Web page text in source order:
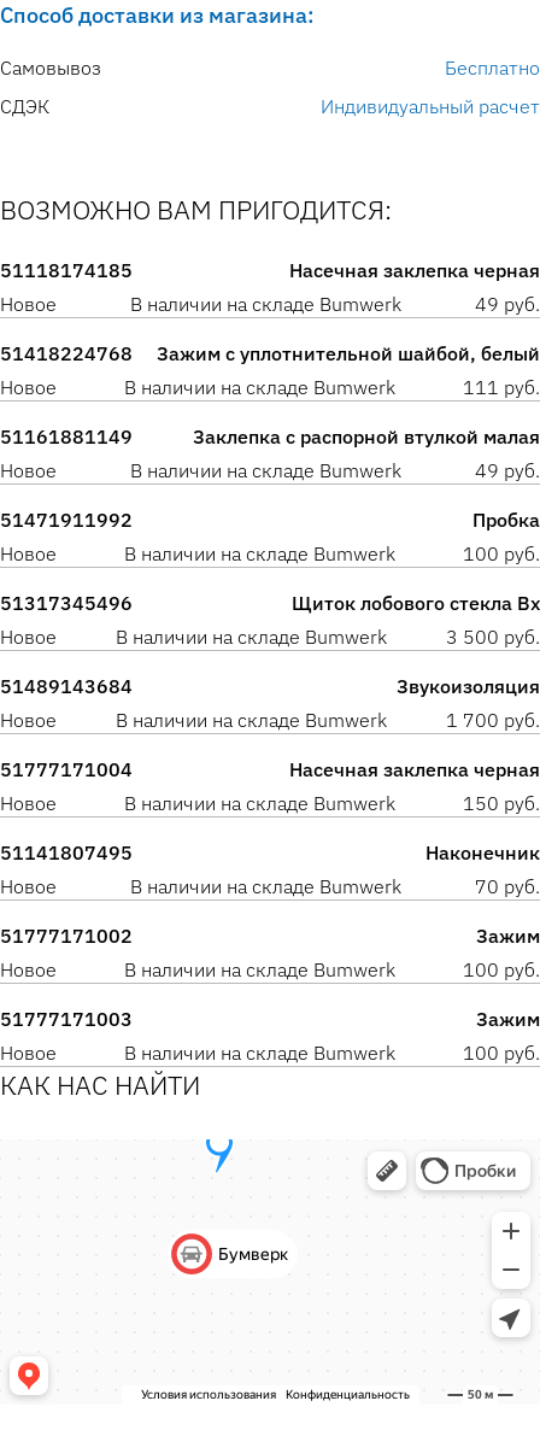
Способ доставки из магазина:
Самовывоз
Бесплатно
СДЭК
Индивидуальный расчет
ВОЗМОЖНО ВАМ ПРИГОДИТСЯ:
51118174185
Насечная заклепка черная
Новое
В наличии на складе Bumwerk 49 руб.
51418224768
Зажим с уплотнительной шайбой, белый
Новое
В наличии на складе Bumwerk 111 руб.
51161881149
Заклепка с распорной втулкой малая
Новое
В наличии на складе Bumwerk 49 руб.
51471911992
Пробка
Новое
В наличии на складе Bumwerk 100 руб.
51317345496
Щиток лобового стекла Вх
Новое
В наличии на складе Bumwerk 3 500 руб.
51489143684
Звукоизоляция
Новое
В наличии на складе Bumwerk 1 700 руб.
51777171004
Насечная заклепка черная
Новое
В наличии на складе Bumwerk 150 руб.
51141807495
Наконечник
Новое
В наличии на складе Bumwerk 70 руб.
51777171002
Зажим
Новое
В наличии на складе Bumwerk 100 руб.
51777171003
Зажим
Новое
В наличии на складе Bumwerk 100 руб.
КАК НАС НАЙТИ